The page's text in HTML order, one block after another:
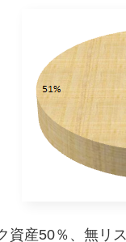
資産50％、無リ